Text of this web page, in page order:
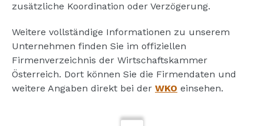
zusätzliche Koordination oder Verzögerung.
Weitere vollständige Informationen zu unserem
Unternehmen finden Sie im offiziellen
Firmenverzeichnis der Wirtschaftskammer
Österreich. Dort können Sie die Firmendaten und
weitere Angaben direkt bei der WKO einsehen.